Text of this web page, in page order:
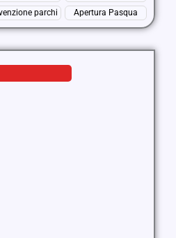
parchi Apertura Pasqua